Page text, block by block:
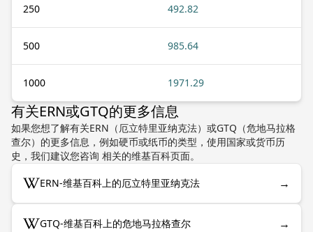
250 492.82
500 985.64
1000 1971.29
有关ERN或GTQ的更多信息
如果您想了解有关ERN（厄立特里亚纳克法）或GTQ（危地马拉格
查尔）的更多信息，例如硬币或纸币的类型，使用国家或货币历
史，我们建议您咨询 相关的维基百科页面。
ERN-维基百科上的厄立特里亚纳克法 →
GTQ-维基百科上的危地马拉格查尔 →